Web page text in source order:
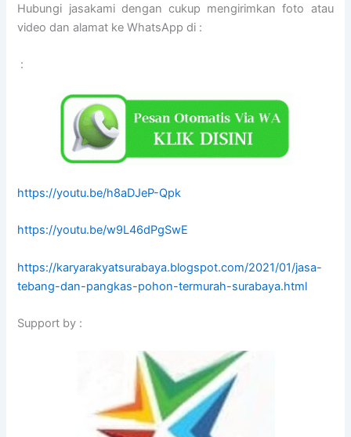
Hubungi jasakami dengan cukup mengirimkan foto atau
video dan alamat ke WhatsApp di :
:
https://youtu.be/h8aDJeP-Qpk
https://youtu.be/w9L46dPgSwE
https://karyarakyatsurabaya.blogspot.com/2021/01/jasa-
tebang-dan-pangkas-pohon-termurah-surabaya.html
Support by :